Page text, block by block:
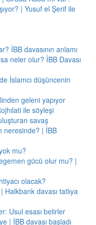
| Yusuf el Şerif ile
İBB davasının anlamı
neler olur? İBB Davası
İslamcı düşüncenin
geleni yapıyor
ile söyleşi
savaş
neresinde? | İBB
mu?
gücü olur mu? |
olacak?
Halkbank davası tatlıya
Usul esası belirler
| İBB davası başladı